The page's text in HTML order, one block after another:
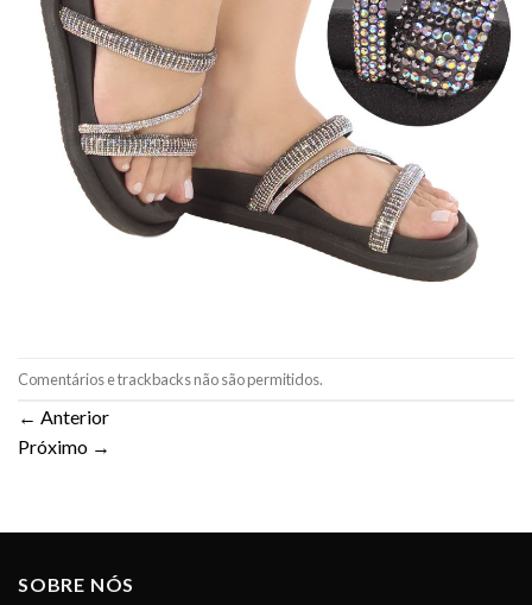
Comentários e trackbacks não são permitidos.
← Anterior
Próximo →
SOBRE NÓS